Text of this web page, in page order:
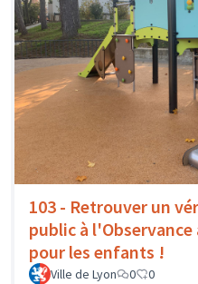
103 - Retrouver un
public à l'Observance
pour les enfants !
Ville de Lyon 0 0